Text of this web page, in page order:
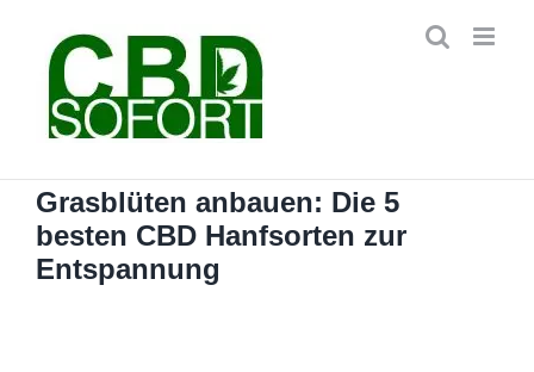
springen
Grasblüten anbauen: Die 5
besten CBD Hanfsorten zur
Entspannung